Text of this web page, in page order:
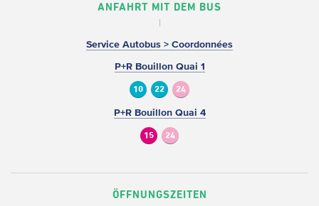
ANFAHRT MIT DEM BUS
Service Autobus > Coordonnées
P+R Bouillon Quai 1
10 22 24
P+R Bouillon Quai 4
15 24
ÖFFNUNGSZEITEN